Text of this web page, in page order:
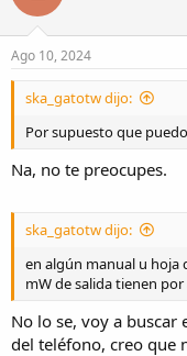
o
n
s
Ago 10, 2024
ska_gatotw dijo:
Por supuesto que
Na, no te preocupes.
ska_gatotw dijo:
en algún manual u hoja
mW de salida tienen
No lo se, voy a buscar
del teléfono, creo que